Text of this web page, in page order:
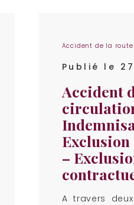
Accident de la route
Publié le
Accident
–
A travers